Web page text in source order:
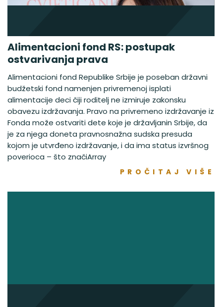
Alimentacioni fond RS: postupak
ostvarivanja prava
Alimentacioni fond Republike Srbije je poseban državni
budžetski fond namenjen privremenoj isplati
alimentacije deci čiji roditelj ne izmiruje zakonsku
obavezu izdržavanja. Pravo na privremeno izdržavanje iz
Fonda može ostvariti dete koje je državljanin Srbije, da
je za njega doneta pravnosnažna sudska presuda
kojom je utvrđeno izdržavanje, i da ima status izvršnog
poverioca – što značiArray
PROČITAJ VIŠE